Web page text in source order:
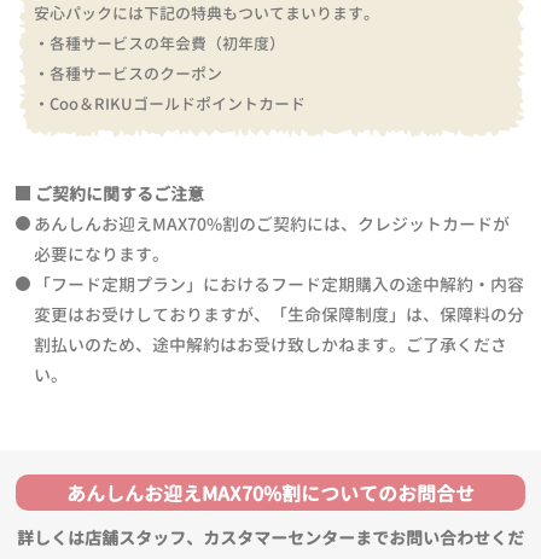
安心パックには下記の特典もついてまいります。
・各種サービスの年会費（初年度）
・各種サービスのクーポン
・Coo＆RIKUゴールドポイントカード
ご契約に関するご注意
あんしんお迎えMAX70%割のご契約には、クレジットカードが
必要になります。
「フード定期プラン」におけるフード定期購入の途中解約・内容
変更はお受けしておりますが、「生命保障制度」は、保障料の分
割払いのため、途中解約はお受け致しかねます。ご了承くださ
い。
あんしんお迎えMAX70%割についてのお問合せ
詳しくは店舗スタッフ、カスタマーセンターまでお問い合わせくだ